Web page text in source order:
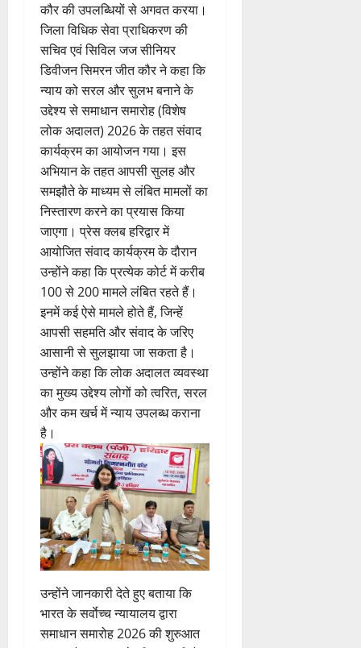
कौर की उपलब्धियों से अगवत करया।
जिला विधिक सेवा प्राधिकरण की
सचिव एवं सिविल जज सीनियर
डिवीजन सिमरन जीत कौर ने कहा कि
न्याय को सरल और सुलभ बनाने के
उद्देश्य से समाधान समारोह (विशेष
लोक अदालत) 2026 के तहत संवाद
कार्यक्रम का आयोजन गया। इस
अभियान के तहत आपसी सुलह और
समझौते के माध्यम से लंबित मामलों का
निस्तारण करने का प्रयास किया
जाएगा। प्रेस क्लब हरिद्वार में
आयोजित संवाद कार्यक्रम के दौरान
उन्होंने कहा कि प्रत्येक कोर्ट में करीब
100 से 200 मामले लंबित रहते हैं।
इनमें कई ऐसे मामले होते हैं, जिन्हें
आपसी सहमति और संवाद के जरिए
आसानी से सुलझाया जा सकता है।
उन्होंने कहा कि लोक अदालत व्यवस्था
का मुख्य उद्देश्य लोगों को त्वरित, सरल
और कम खर्च में न्याय उपलब्ध कराना
है।
उन्होंने जानकारी देते हुए बताया कि
भारत के सर्वाेच्च न्यायालय द्वारा
समाधान समारोह 2026 की शुरुआत